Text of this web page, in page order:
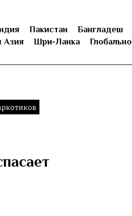
Пакистан Бангладеш
Азия Шри-Ланка Глобально